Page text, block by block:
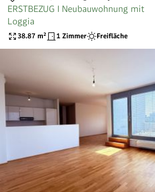
ERSTBEZUG I Neubauwohnung mit
Loggia
38.87 m² 1 Zimmer Freifläche